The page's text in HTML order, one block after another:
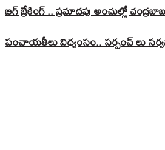
బిగ్ బ్రేకింగ్ .. ప్రమాదపు అంచుల్లో
పంచాయతీలు విధ్వంసం.. సర్పంచ్ లు